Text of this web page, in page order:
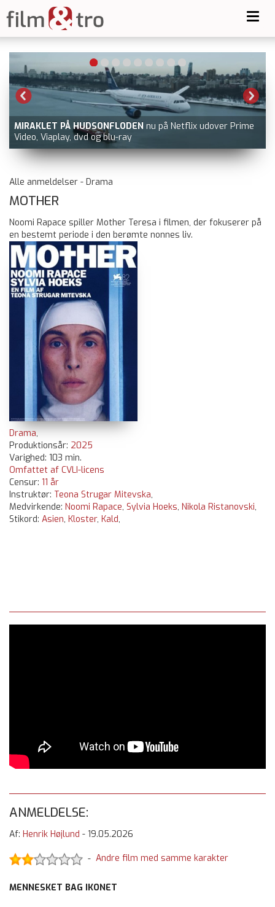
Prime GOLDA nu på Prime Video udover filmstriben.dk,
ray
Alle anmeldelser - Drama
MOTHER
Noomi Rapace spiller Mother Teresa i filmen, der fokuserer på
en bestemt periode i den berømte nonnes liv.
Drama,
Produktionsår: 2025
Varighed: 103 min.
Omfattet af CVLI-licens
Censur: 11 år
Instruktør: Teona Strugar Mitevska,
Medvirkende: Noomi Rapace, Sylvia Hoeks, Nikola Ristanovski,
Stikord: Asien, Kloster, Kald,
ANMELDELSE:
Af: Henrik Højlund - 19.05.2026
- Andre film med samme karakter
MENNESKET BAG IKONET